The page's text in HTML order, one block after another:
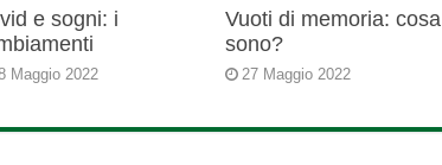
e sogni: i
Maggio 2022
Vuoti di memoria: cosa
sono?
27 Maggio 2022